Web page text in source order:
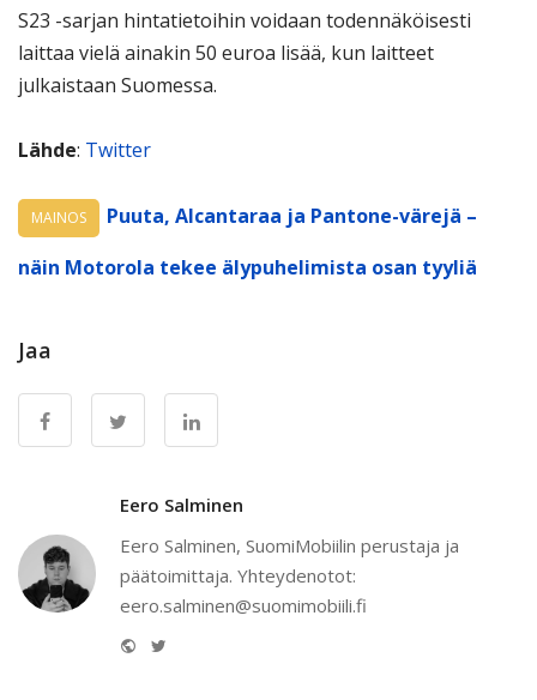
S23 -sarjan hintatietoihin voidaan todennäköisesti
laittaa vielä ainakin 50 euroa lisää, kun laitteet
julkaistaan Suomessa.
Lähde: Twitter
MAINOS
Puuta, Alcantaraa ja Pantone-värejä –
näin Motorola tekee älypuhelimista osan tyyliä
Jaa
Eero Salminen
Eero Salminen, SuomiMobiilin perustaja ja
päätoimittaja. Yhteydenotot:
eero.salminen@suomimobiili.fi
Website